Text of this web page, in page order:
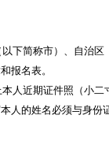
下简称市）、自治
报名表。
人近期证件照（小
人的姓名必须与身